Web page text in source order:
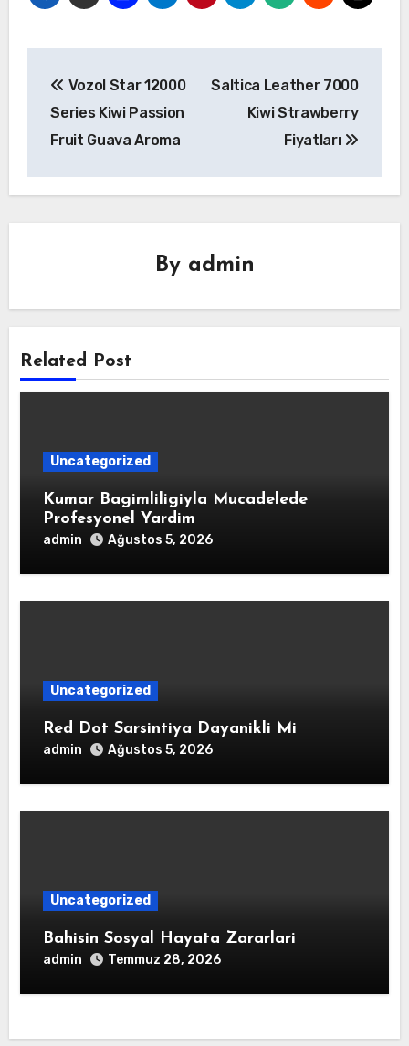
gezinmesi
Vozol Star 12000
Series Kiwi Passion
Fruit Guava Aroma
Saltica Leather 7000
Kiwi Strawberry
Fiyatları
By admin
Related Post
Uncategorized
Kumar Bagimliligiyla Mucadelede
Profesyonel Yardim
admin Ağustos 5, 2026
Uncategorized
Red Dot Sarsintiya Dayanikli Mi
admin Ağustos 5, 2026
Uncategorized
Bahisin Sosyal Hayata Zararlari
admin Temmuz 28, 2026